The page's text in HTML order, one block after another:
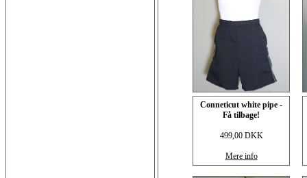
Conneticut white pipe -
Få tilbage!
499,00 DKK
Mere info